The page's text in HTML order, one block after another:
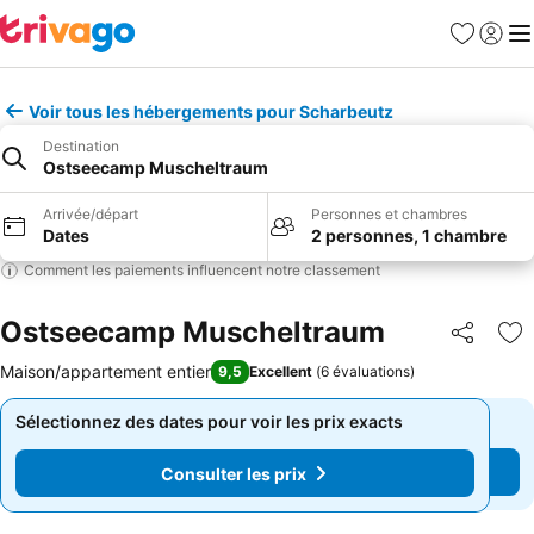
Favoris
Se
Voir tous les hébergements pour Scharbeutz
Destination
Ostseecamp Muscheltraum
Arrivée/départ
Dates
Personnes et chambres
2 personnes, 1 chambre
Comment les paiements influencent notre classement
Ostseecamp Muscheltraum Partager
Maison/appartement entier 9,5 Excellent (6 évaluations)
Sélectionnez des dates pour voir les prix exacts
Consulter les prix
Sélectionnez des dates pour voir les prix exacts
Consulter les prix